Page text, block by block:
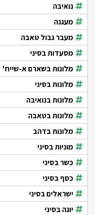
נואיבה
מעגנה
מעבר גבול טאבה
מסעדות בסיני
מלונות בשארם א-שייח'
מלונות בסיני
מלונות בנואיבה
מלונות בטאבה
מלונות בדהב
מוניות בסיני
כשר בסיני
כסף בסיני
ישראלים בסיני
יוגה בסיני